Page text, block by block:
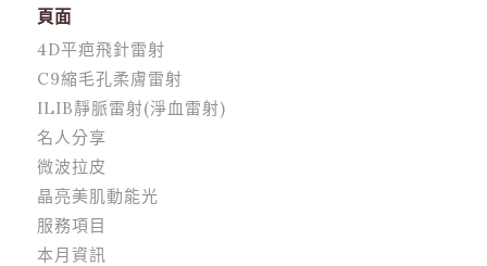
頁面
4D平疤飛針雷射
C9縮毛孔柔膚雷射
ILIB靜脈雷射(淨血雷射)
名人分享
微波拉皮
晶亮美肌動能光
服務項目
本月資訊